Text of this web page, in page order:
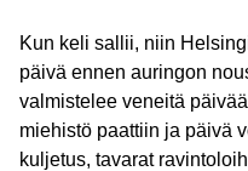
Kun keli sallii, niin
päivä ennen auringon
valmistelee veneitä
miehistö paattiin ja päivä
kuljetus, tavarat